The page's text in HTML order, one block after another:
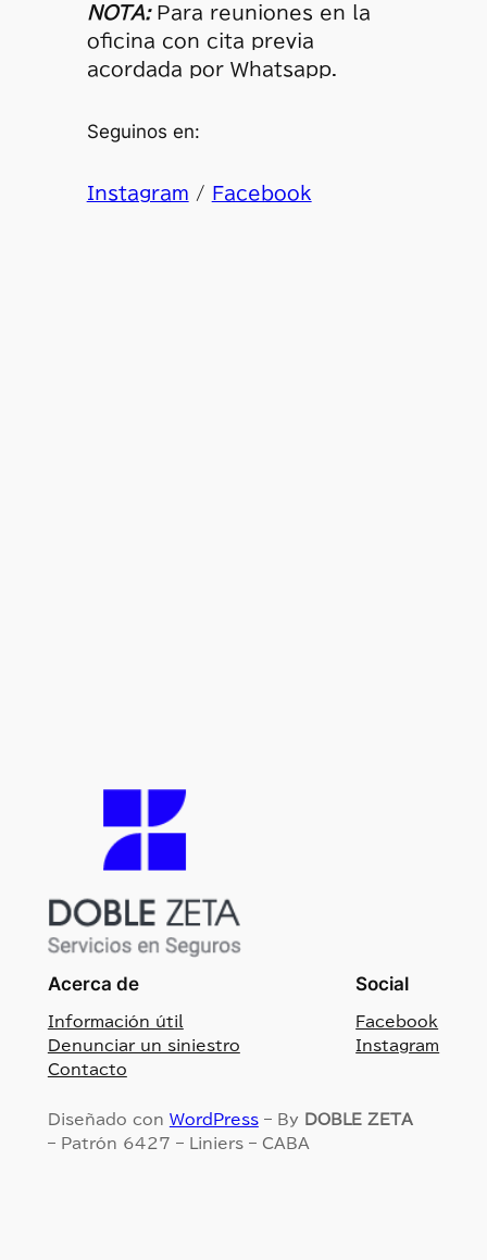
NOTA: Para reuniones en la
oficina con cita previa
acordada por Whatsapp.
Seguinos en:
Instagram / Facebook
Acerca de
Información útil
Denunciar un siniestro
Contacto
Social
Facebook
Instagram
Diseñado con WordPress– By DOBLE ZETA
– Patrón 6427 – Liniers – CABA